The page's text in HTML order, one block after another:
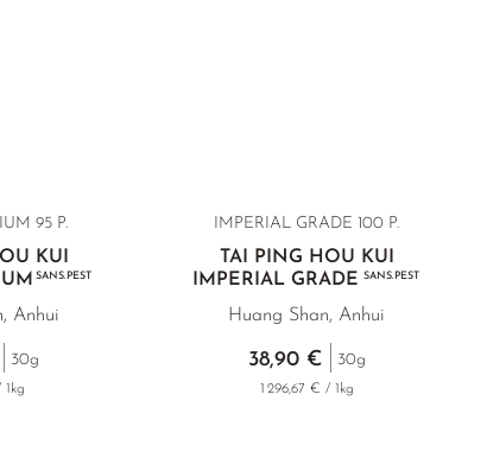
95 P.
KUI
SANS.PEST
Anhui
30g
IMPERIAL GRADE 100 P.
TAI PING HOU KUI
IMPERIAL GRADESANS.PEST
Huang Shan, Anhui
38,90 € 30g
1 296,67 € / 1kg